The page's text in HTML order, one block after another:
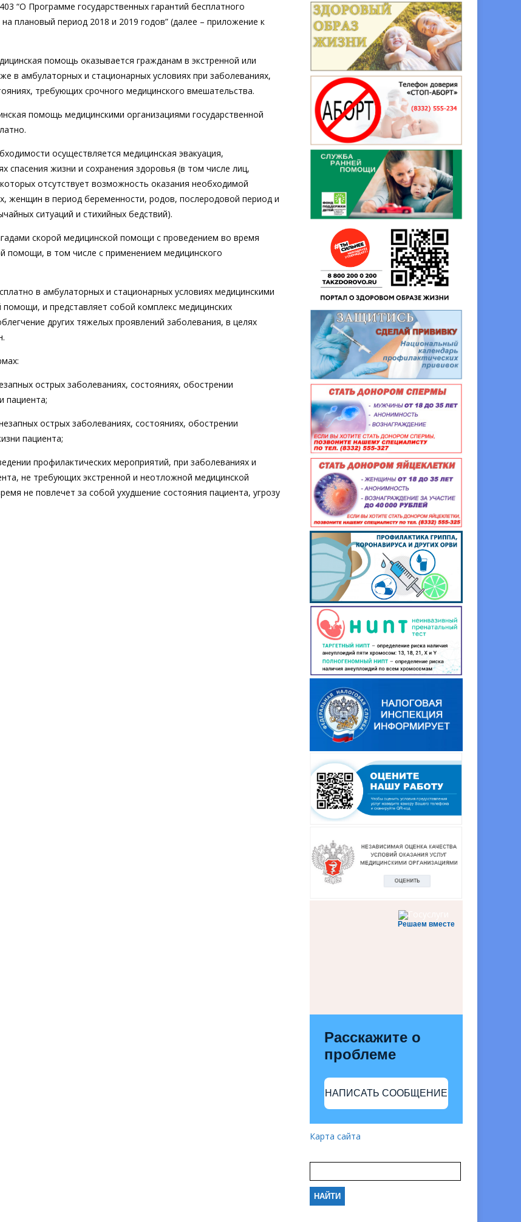
“О Программе государственных гарантий бесплатного
плановый период 2018 и 2019 годов” (далее – приложение к
помощь оказывается гражданам в экстренной или
в амбулаторных и стационарных условиях при заболеваниях,
требующих срочного медицинского вмешательства.
помощь медицинскими организациями государственной
осуществляется медицинская эвакуация,
спасения жизни и сохранения здоровья (в том числе лиц,
отсутствует возможность оказания необходимой
женщин в период беременности, родов, послеродовой период и
ситуаций и стихийных бедствий).
скорой медицинской помощи с проведением во время
помощи, в том числе с применением медицинского
в амбулаторных и стационарных условиях медицинскими
и представляет собой комплекс медицинских
других тяжелых проявлений заболевания, в целях
острых заболеваниях, состояниях, обострении
пациента;
острых заболеваниях, состояниях, обострении
пациента;
профилактических мероприятий, при заболеваниях и
не требующих экстренной и неотложной медицинской
не повлечет за собой ухудшение состояния пациента, угрозу
Решаем вместе
Расскажите о
проблеме
НАПИСАТЬ СООБЩЕНИЕ
Карта сайта